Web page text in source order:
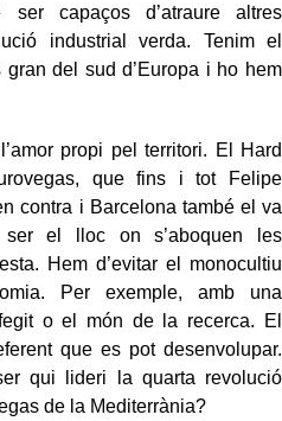
capaços d’atraure altres
industrial verda. Tenim el
del sud d’Europa i ho hem
propi pel territori. El Hard
que fins i tot Felipe
contra i Barcelona també el va
ser el lloc on s’aboquen les
Hem d’evitar el monocultiu
Per exemple, amb una
o el món de la recerca. El
que es pot desenvolupar.
qui lideri la quarta revolució
de la Mediterrània?